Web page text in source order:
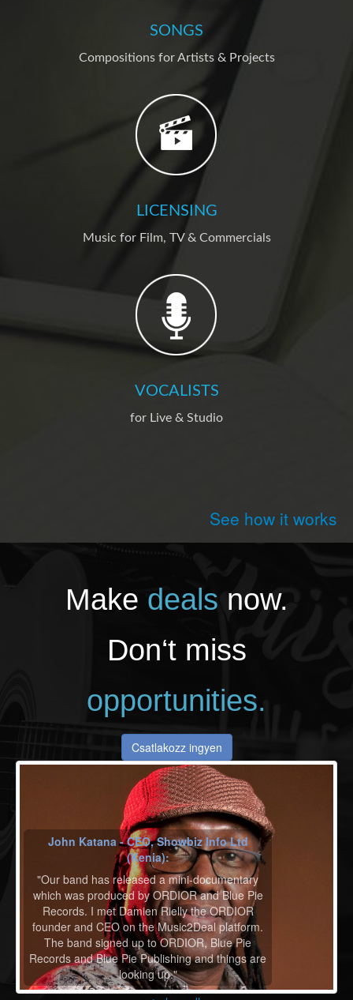
SONGS
Compositions for Artists & Projects
LICENSING
Music for Film, TV & Commercials
VOCALISTS
for Live & Studio
See how it works
Make deals now.
Don‘t miss
opportunities.
Csatlakozz ingyen
John Katana - CEO, Showbiz Info Ltd
(Kenia):
"Our band has released a mini-documentary
which was produced by ORDIOR and Blue Pie
Records. I met Damien Rielly the ORDIOR
founder and CEO on the Music2Deal platform.
The band signed up to ORDIOR, Blue Pie
Records and Blue Pie Publishing and things are
looking up."